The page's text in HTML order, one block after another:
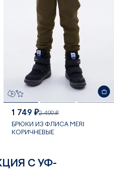
1 749 ₽2 499 ₽
БРЮКИ ИЗ ФЛИСА MERI
КОРИЧНЕВЫЕ
С УФ-